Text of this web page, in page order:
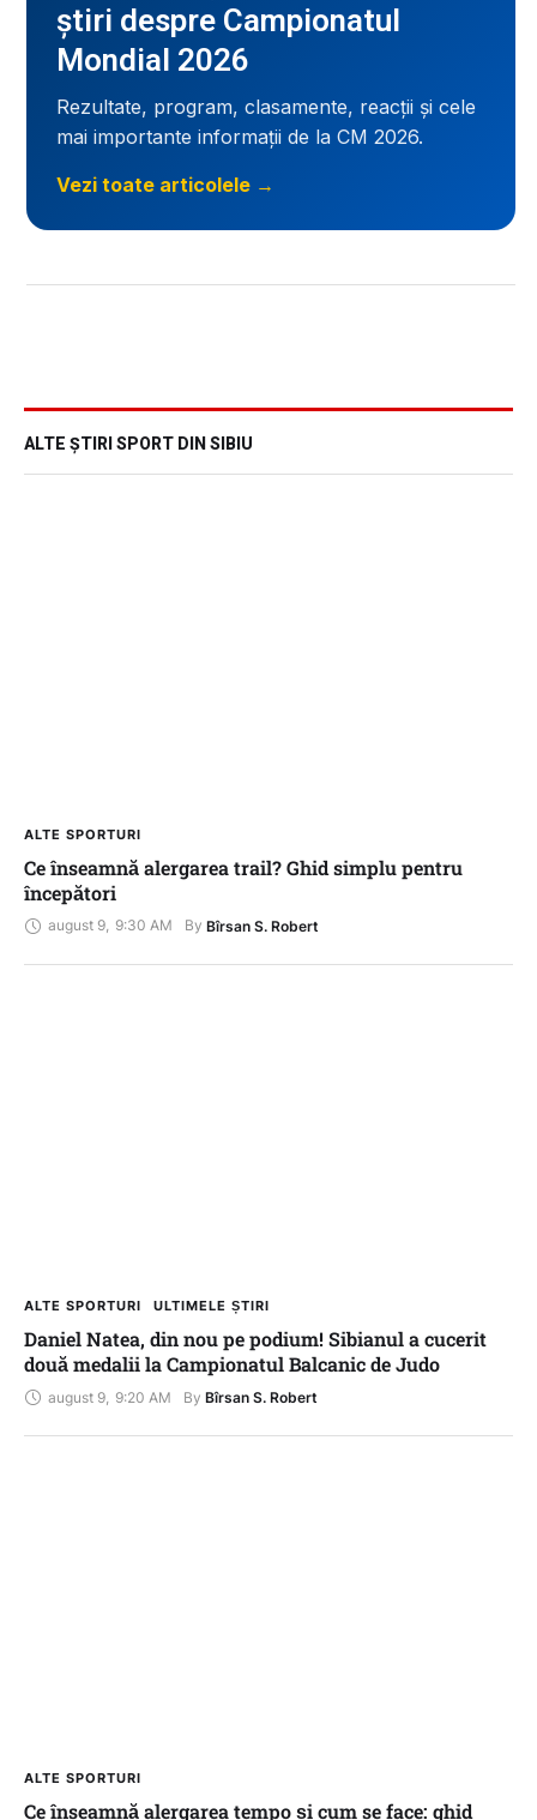
știri despre Campionatul
Mondial 2026
Rezultate, program, clasamente, reacții și cele
mai importante informații de la CM 2026.
Vezi toate articolele →
ALTE ȘTIRI SPORT DIN SIBIU
ALTE SPORTURI
Ce înseamnă alergarea trail? Ghid simplu pentru
începători
august 9, 9:30 AM By Bîrsan S. Robert
ALTE SPORTURI ULTIMELE ȘTIRI
Daniel Natea, din nou pe podium! Sibianul a cucerit
două medalii la Campionatul Balcanic de Judo
august 9 9:20 AM By Bîrsan S. Robert
ALTE SPORTURI
Ce înseamnă alergarea tempo și cum se face: ghid